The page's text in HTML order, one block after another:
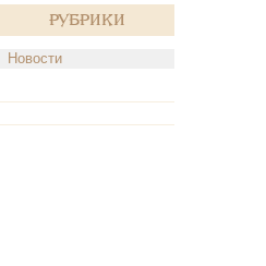
Рубрики
Новости